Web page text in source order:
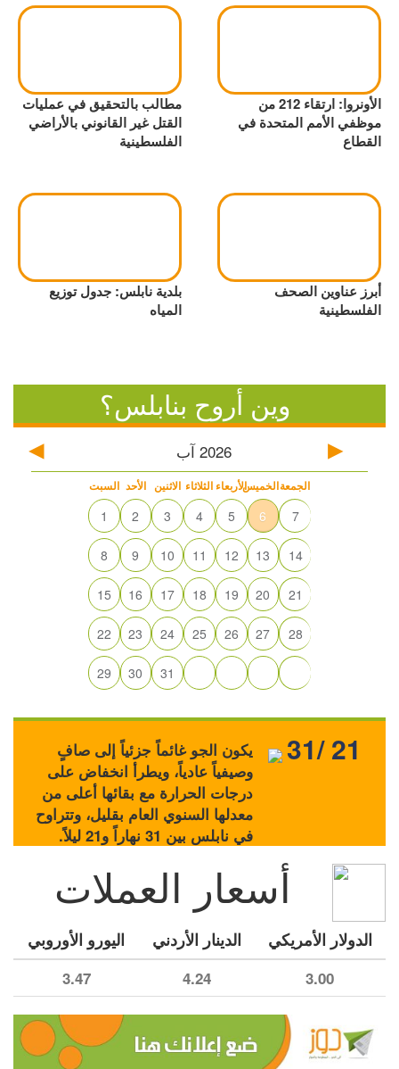
الأونروا: ارتقاء 212 من
موظفي الأمم المتحدة في
القطاع
مطالب بالتحقيق في عمليات
القتل غير القانوني بالأراضي
الفلسطينية
أبرز عناوين الصحف
الفلسطينية
بلدية نابلس: جدول توزيع
المياه
وين أروح بنابلس؟
2026 آب
السبت الأحد الاثنين الثلاثاء الأربعاءالخميسالجمعة
1 2 3 4 5 6 7
8 9 10 11 12 13 14
15 16 17 18 19 20 21
22 23 24 25 26 27 28
29 30 31
يكون الجو غائماً جزئياً إلى صافٍ
وصيفياً عادياً، ويطرأ انخفاض على
درجات الحرارة مع بقائها أعلى من
معدلها السنوي العام بقليل، وتتراوح
في نابلس بين 31 نهاراً و21 ليلاً.
31/ 21
أسعار العملات
الدولار الأمريكي الدينار الأردني اليورو الأوروبي
3.00
4.24
3.47